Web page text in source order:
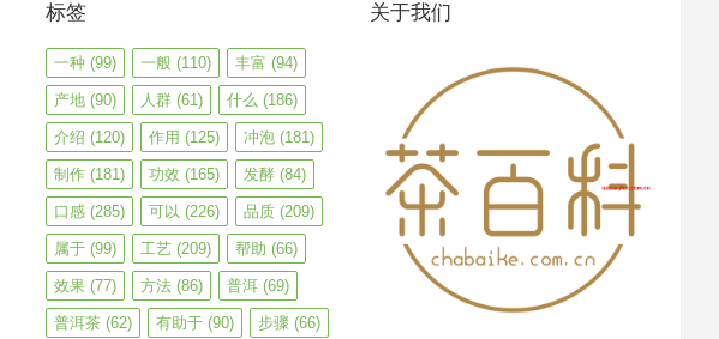
标签
一种(99) 一般 (110) 丰富 (94)
产地(90) 人群(61) 什么 (186)
介绍 (120) 作用 (125) 冲泡(181)
制作(181) 功效 (165) 发酵(84)
口感(285) 可以 (226) 品质(209)
属于(99) 工艺(209) 帮助 (66)
效果(77) 方法(86) 普洱(69)
普洱茶(62) 有助于(90) 步骤(66)
关于我们